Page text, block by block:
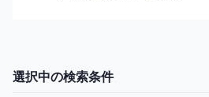
選択中の検索条件